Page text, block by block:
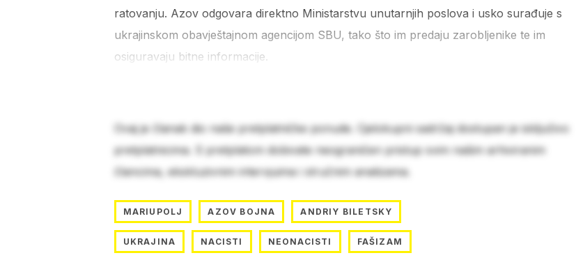
ratovanju. Azov odgovara direktno Ministarstvu unutarnjih poslova i usko surađuje s
ukrajinskom obavještajnom agencijom SBU, tako što im predaju zarobljenike te im
osiguravaju bitne informacije.
Ovaj je članak dio naše pretplatničke ponude. Cjelokupni sadržaj dostupan je isključivo
pretplatnicima. S pretplatom dobivate neograničen pristup svim našim arhiviranim
člancima, ekskluzivnim intervjuima i stručnim analizama.
MARIUPOLJ AZOV BOJNA ANDRIY BILETSKY
UKRAJINA NACISTI NEONACISTI FAŠIZAM